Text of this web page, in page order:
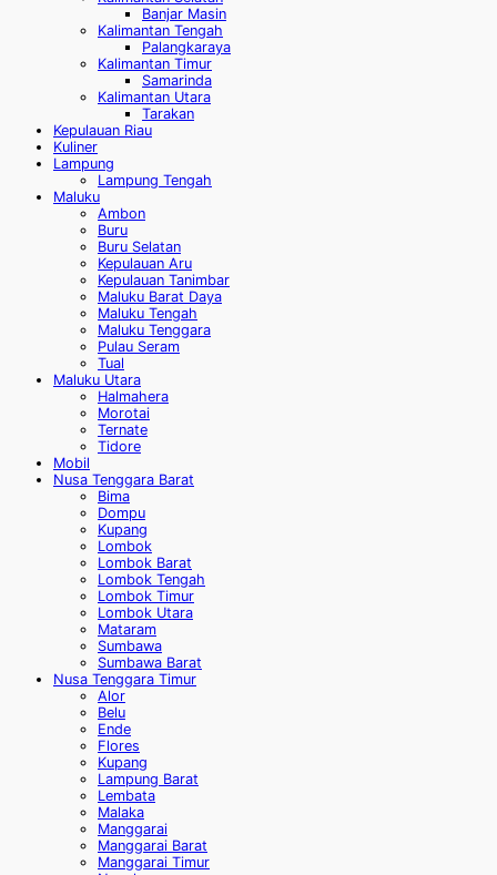
Banjar Masin
Kalimantan Tengah
Palangkaraya
Kalimantan Timur
Samarinda
Kalimantan Utara
Tarakan
Kepulauan Riau
Kuliner
Lampung
Lampung Tengah
Maluku
Ambon
Buru
Buru Selatan
Kepulauan Aru
Kepulauan Tanimbar
Maluku Barat Daya
Maluku Tengah
Maluku Tenggara
Pulau Seram
Tual
Maluku Utara
Halmahera
Morotai
Ternate
Tidore
Mobil
Nusa Tenggara Barat
Bima
Dompu
Kupang
Lombok
Lombok Barat
Lombok Tengah
Lombok Timur
Lombok Utara
Mataram
Sumbawa
Sumbawa Barat
Nusa Tenggara Timur
Alor
Belu
Ende
Flores
Kupang
Lampung Barat
Lembata
Malaka
Manggarai
Manggarai Barat
Manggarai Timur